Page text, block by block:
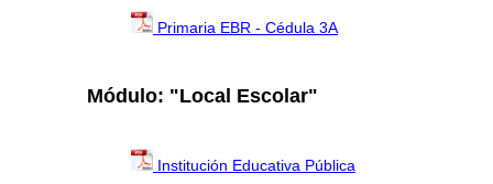
Primaria EBR - Cédula 3A
Módulo: "Local Escolar"
Institución Educativa Pública